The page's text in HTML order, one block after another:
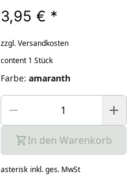
3,95 € *
zzgl. Versandkosten
content 1 Stück
Farbe: amaranth
In den Warenkorb
asterisk inkl. ges. MwSt